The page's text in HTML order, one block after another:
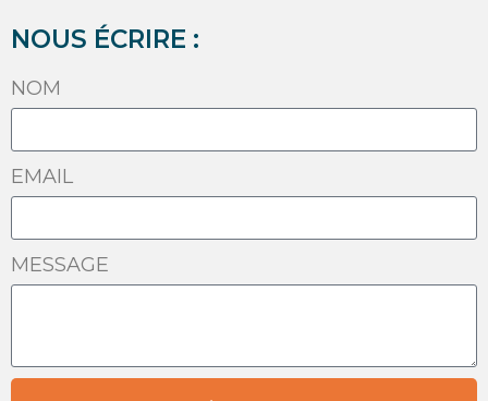
NOUS ÉCRIRE :
NOM
EMAIL
MESSAGE